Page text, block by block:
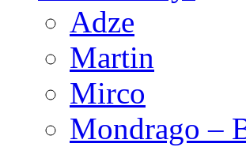
Adze
Martin
Mirco
Mondrago –